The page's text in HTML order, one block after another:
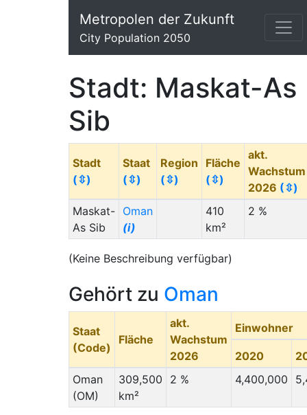
Metropolen der Zukunft
City Population 2050
Stadt: Maskat-As
Sib
Stadt
(⇳)
Staat
(⇳)
Region
(⇳)
Fläche
(⇳)
akt.
Wachstum
2026 (⇳)
Maskat-
As Sib
Oman
(i)
410
km²
2 %
(Keine Beschreibung verfügbar)
Gehört zu Oman
Staat
(Code)
Fläche
akt.
Wachstum
2026
Einwohner
2020
Oman
(OM)
309,500
km²
2 % 4,400,000